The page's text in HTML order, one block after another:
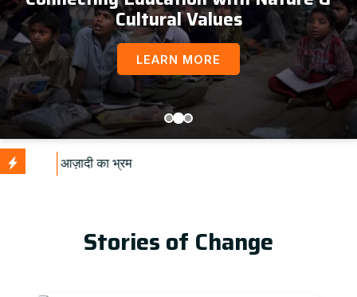
Cultural Values
LEARN MORE
Stories of Change